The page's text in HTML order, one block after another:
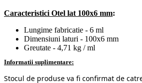
Caracteristici Otel lat 100x6 mm:
Lungime fabricatie - 6 ml
Dimensiuni laturi - 100x6 mm
Greutate - 4,71 kg / ml
Informatii suplimentare:
Stocul de produse va fi confirmat de